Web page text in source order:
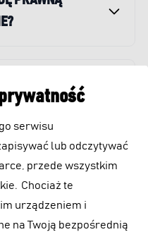
serwisu
lub odczytywać
przede wszystkim
Chociaż te
urządzeniem i
na Twoją bezpośrednią
Z PRAWNIKIEM?
SPOTKANIA?